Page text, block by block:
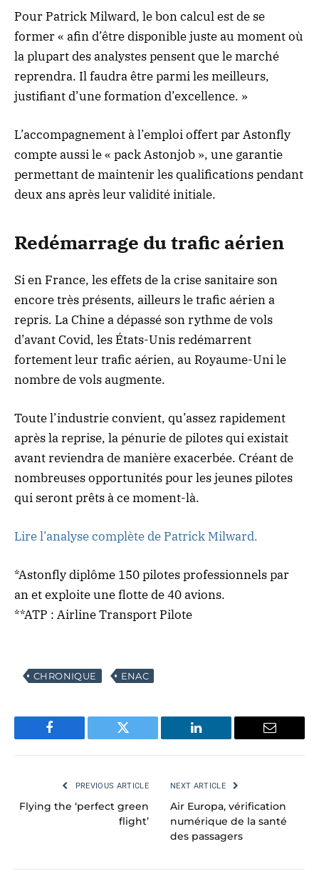
Pour Patrick Milward, le bon calcul est de se
former « afin d’être disponible juste au moment où
la plupart des analystes pensent que le marché
reprendra. Il faudra être parmi les meilleurs,
justifiant d’une formation d’excellence. »
L’accompagnement à l’emploi offert par Astonfly
compte aussi le « pack Astonjob », une garantie
permettant de maintenir les qualifications pendant
deux ans après leur validité initiale.
Redémarrage du trafic aérien
Si en France, les effets de la crise sanitaire son
encore très présents, ailleurs le trafic aérien a
repris. La Chine a dépassé son rythme de vols
d’avant Covid, les États-Unis redémarrent
fortement leur trafic aérien, au Royaume-Uni le
nombre de vols augmente.
Toute l’industrie convient, qu’assez rapidement
après la reprise, la pénurie de pilotes qui existait
avant reviendra de manière exacerbée. Créant de
nombreuses opportunités pour les jeunes pilotes
qui seront prêts à ce moment-là.
Lire l’analyse complète de Patrick Milward.
*Astonfly diplôme 150 pilotes professionnels par
an et exploite une flotte de 40 avions.
**ATP : Airline Transport Pilote
CHRONIQUE ENAC
Facebook Twitter LinkedIn Email
PREVIOUS ARTICLE
Flying the ‘perfect green
flight’
NEXT ARTICLE
Air Europa, vérification
numérique de la santé
des passagers